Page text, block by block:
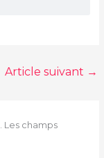
Article suivant →
Les champs